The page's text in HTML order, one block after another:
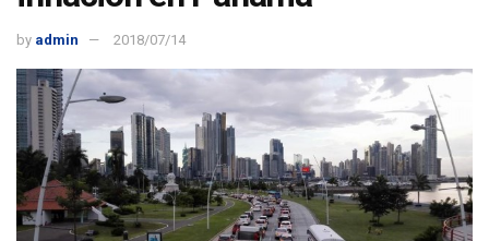
by admin 2018/07/14